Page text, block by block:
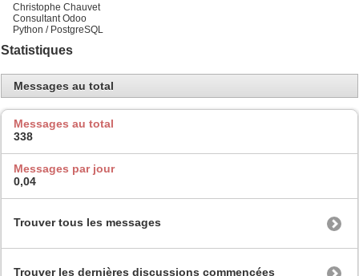
Christophe Chauvet
Consultant Odoo
Python / PostgreSQL
Statistiques
Messages au total
Messages au total
338
Messages par jour
0,04
Trouver tous les messages
Trouver les dernières discussions commencées